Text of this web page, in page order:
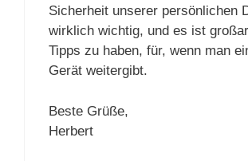
Sicherheit unserer persönlichen
wirklich wichtig, und es ist
Tipps zu haben, für, wenn man
Gerät weitergibt.
Beste Grüße,
Herbert